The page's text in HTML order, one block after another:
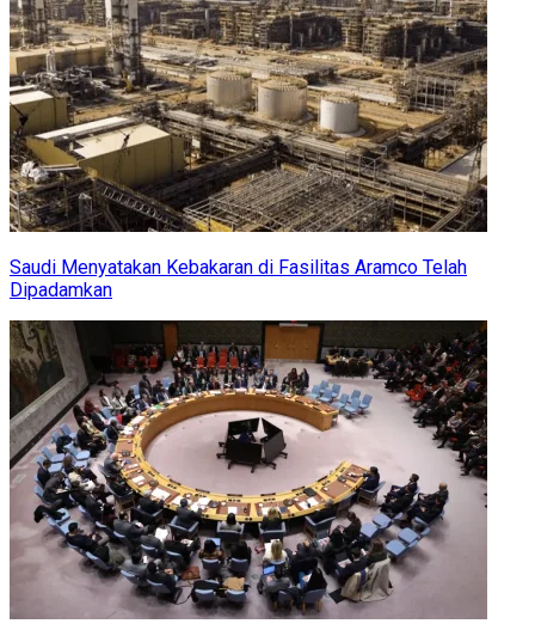
Saudi Menyatakan Kebakaran di Fasilitas Aramco Telah
Dipadamkan